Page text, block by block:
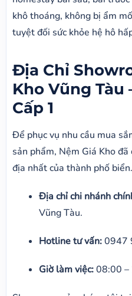
khô thoáng, không bị ẩm
tuyệt đối sức khỏe hệ hô
Địa Chỉ
Kho Vũng Tàu
Cấp 1
Để phục vụ nhu cầu mua
sản phẩm, Nệm Giá Kho
địa nhất của thành phố biển.
Địa chỉ chi nhánh
Vũng Tàu.
Hotline tư vấn:0947
Giờ làm việc:08:00 –